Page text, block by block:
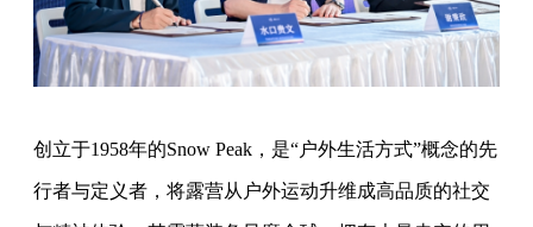
创立于1958年的Snow Peak，是“户外生活方式”概念的先
行者与定义者，将露营从户外运动升维成高品质的社交